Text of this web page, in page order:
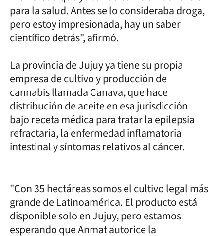
para la salud. Antes se lo consideraba droga,
pero estoy impresionada, hay un saber
científico detrás", afirmó.
La provincia de Jujuy ya tiene su propia
empresa de cultivo y producción de
cannabis llamada Canava, que hace
distribución de aceite en esa jurisdicción
bajo receta médica para tratar la epilepsia
refractaria, la enfermedad inflamatoria
intestinal y síntomas relativos al cáncer.
"Con 35 hectáreas somos el cultivo legal más
grande de Latinoamérica. El producto está
disponible solo en Jujuy, pero estamos
esperando que Anmat autorice la